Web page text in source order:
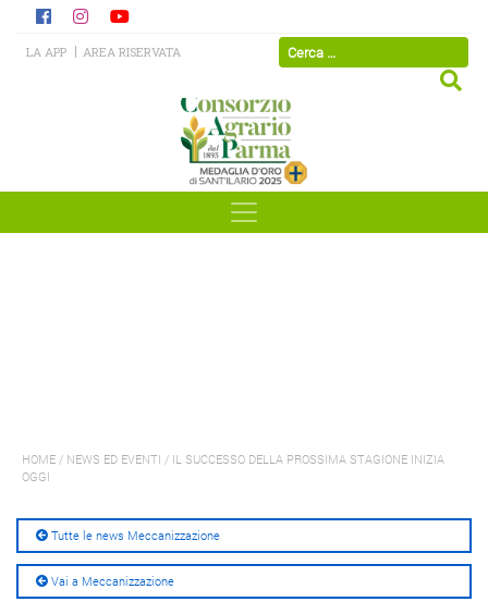
LA APP AREA RISERVATA
HOME / NEWS ED EVENTI / IL SUCCESSO DELLA PROSSIMA STAGIONE INIZIA
OGGI
Tutte le news Meccanizzazione
Vai a Meccanizzazione